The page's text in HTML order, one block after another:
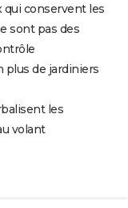
qui conservent les
sont pas des
plus de jardiniers
les
volant